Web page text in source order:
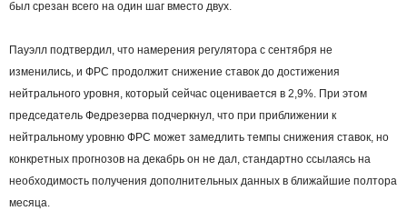
был срезан всего на один шаг вместо двух.
Пауэлл подтвердил, что намерения регулятора с сентября не
изменились, и ФРС продолжит снижение ставок до достижения
нейтрального уровня, который сейчас оценивается в 2,9%. При этом
председатель Федрезерва подчеркнул, что при приближении к
нейтральному уровню ФРС может замедлить темпы снижения ставок, но
конкретных прогнозов на декабрь он не дал, стандартно ссылаясь на
необходимость получения дополнительных данных в ближайшие полтора
месяца.